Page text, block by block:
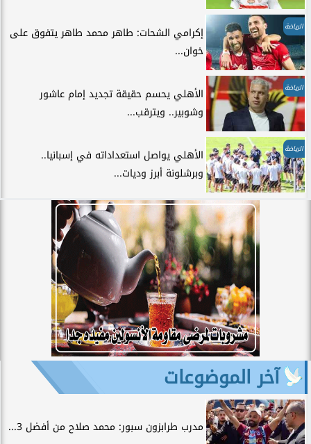
الرياضة
إكرامي الشحات: طاهر محمد طاهر يتفوق على
خوان...
الرياضة
الأهلي يحسم حقيقة تجديد إمام عاشور
وشوبير.. ويترقب...
الرياضة
الأهلي يواصل استعداداته في إسبانيا..
وبرشلونة أبرز وديات...
آخر الموضوعات
مدرب طرابزون سبور: محمد صلاح من أفضل 3...